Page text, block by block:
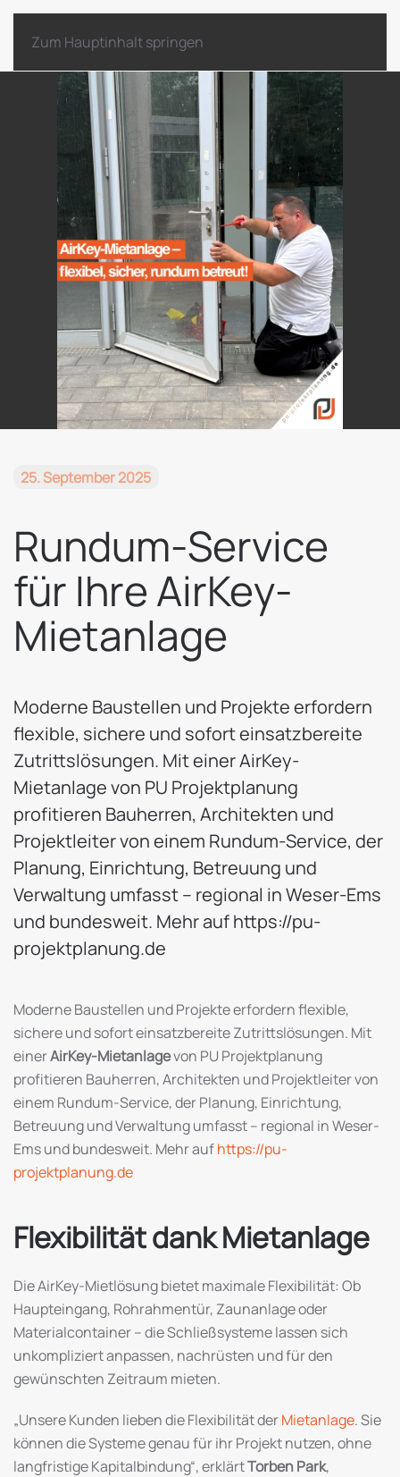
Zum Hauptinhalt springen
25. September 2025
Rundum-Service
für Ihre AirKey-
Mietanlage
Moderne Baustellen und Projekte erfordern
flexible, sichere und sofort einsatzbereite
Zutrittslösungen. Mit einer AirKey-
Mietanlage von PU Projektplanung
profitieren Bauherren, Architekten und
Projektleiter von einem Rundum-Service, der
Planung, Einrichtung, Betreuung und
Verwaltung umfasst – regional in Weser-Ems
und bundesweit. Mehr auf https://pu-
projektplanung.de
Moderne Baustellen und Projekte erfordern flexible,
sichere und sofort einsatzbereite Zutrittslösungen. Mit
einerAirKey-Mietanlagevon PU Projektplanung
profitieren Bauherren, Architekten und Projektleiter von
einem Rundum-Service, der Planung, Einrichtung,
Betreuung und Verwaltung umfasst – regional in Weser-
Ems und bundesweit. Mehr aufhttps://pu-
projektplanung.de
Flexibilität dank Mietanlage
Die AirKey-Mietlösung bietet maximale Flexibilität: Ob
Haupteingang, Rohrahmentür, Zaunanlage oder
Materialcontainer – die Schließsysteme lassen sich
unkompliziert anpassen, nachrüsten und für den
gewünschten Zeitraum mieten.
„Unsere Kunden lieben die Flexibilität derMietanlage. Sie
können die Systeme genau für ihr Projekt nutzen, ohne
langfristige Kapitalbindung“, erklärtTorben Park,